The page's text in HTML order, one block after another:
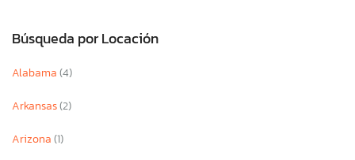
Búsqueda por Locación
Alabama(4)
Arkansas(2)
Arizona(1)